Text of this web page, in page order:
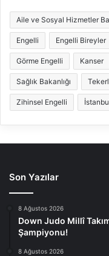
Aile ve Sosyal Hizmetler
Engelli Engelli Bireyler
Görme Engelli Kanser
Sağlık Bakanlığı
Zihinsel Engelli
Son Yazılar
8 Ağustos 2026
Down Judo Millî
Şampiyonu!
8 Ağustos 2026